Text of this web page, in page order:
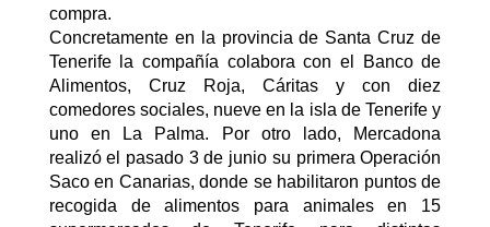
compra.
Concretamente en la provincia de Santa Cruz de
Tenerife la compañía colabora con el
Banco de
Alimentos, Cruz Roja, Cáritas y con diez
comedores sociales, nueve en la isla de Tenerife y
uno en La Palma.
Por otro lado, Mercadona
realizó el pasado 3 de junio su primera Operación
Saco en Canarias, donde se habilitaron puntos de
recogida de alimentos para animales en 15